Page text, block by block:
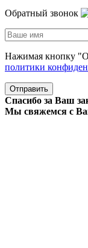
Обратный звонок
Нажимая кнопку
политики
Отправить
Спасибо за Ваш
Мы свяжемся с